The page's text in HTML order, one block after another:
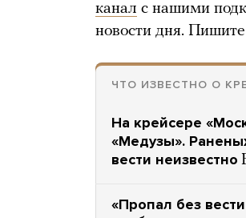
канал с нашими
новости дня.
ЧТО ИЗВЕСТНО О
На крейсере
«Медузы».
вести неизвестно
«Пропал без